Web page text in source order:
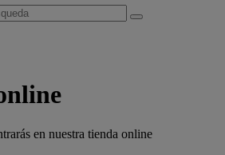
en nuestra tienda online